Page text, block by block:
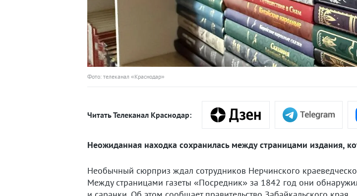
Фото: телеканал «Краснодар»
Читать Телеканал Краснодар:
Неожиданная находка сохранилась между страницами издания,
Необычный сюрприз ждал сотрудников Нерчинского
Между страницами газеты «Посредник» за 1842 год они